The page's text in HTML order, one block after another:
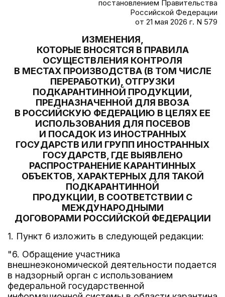
постановлением Правительства
Российской Федерации
от 21 мая 2026 г. N 579
ИЗМЕНЕНИЯ,
КОТОРЫЕ ВНОСЯТСЯ В ПРАВИЛА
ОСУЩЕСТВЛЕНИЯ КОНТРОЛЯ
В МЕСТАХ ПРОИЗВОДСТВА (В ТОМ ЧИСЛЕ
ПЕРЕРАБОТКИ), ОТГРУЗКИ
ПОДКАРАНТИННОЙ ПРОДУКЦИИ,
ПРЕДНАЗНАЧЕННОЙ ДЛЯ ВВОЗА
В РОССИЙСКУЮ ФЕДЕРАЦИЮ В ЦЕЛЯХ ЕЕ
ИСПОЛЬЗОВАНИЯ ДЛЯ ПОСЕВОВ
И ПОСАДОК ИЗ ИНОСТРАННЫХ
ГОСУДАРСТВ ИЛИ ГРУПП ИНОСТРАННЫХ
ГОСУДАРСТВ, ГДЕ ВЫЯВЛЕНО
РАСПРОСТРАНЕНИЕ КАРАНТИННЫХ
ОБЪЕКТОВ, ХАРАКТЕРНЫХ ДЛЯ ТАКОЙ
ПОДКАРАНТИННОЙ
ПРОДУКЦИИ, В СООТВЕТСТВИИ С
МЕЖДУНАРОДНЫМИ
ДОГОВОРАМИ РОССИЙСКОЙ ФЕДЕРАЦИИ
1. Пункт 6 изложить в следующей редакции:
"6. Обращение участника
внешнеэкономической деятельности подается
в надзорный орган с использованием
федеральной государственной